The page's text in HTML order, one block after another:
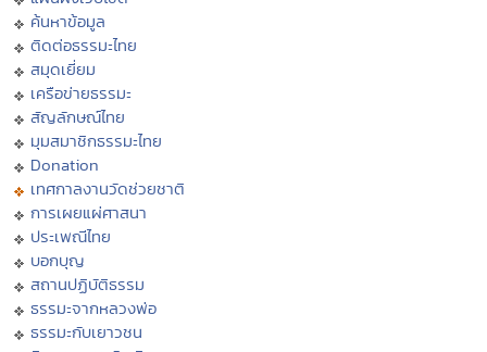
ค้นหาข้อมูล
ติดต่อธรรมะไทย
สมุดเยี่ยม
เครือข่ายธรรมะ
สัญลักษณ์ไทย
มุมสมาชิกธรรมะไทย
Donation
เทศกาลงานวัดช่วยชาติ
การเผยแผ่ศาสนา
ประเพณีไทย
บอกบุญ
สถานปฏิบัติธรรม
ธรรมะจากหลวงพ่อ
ธรรมะกับเยาวชน